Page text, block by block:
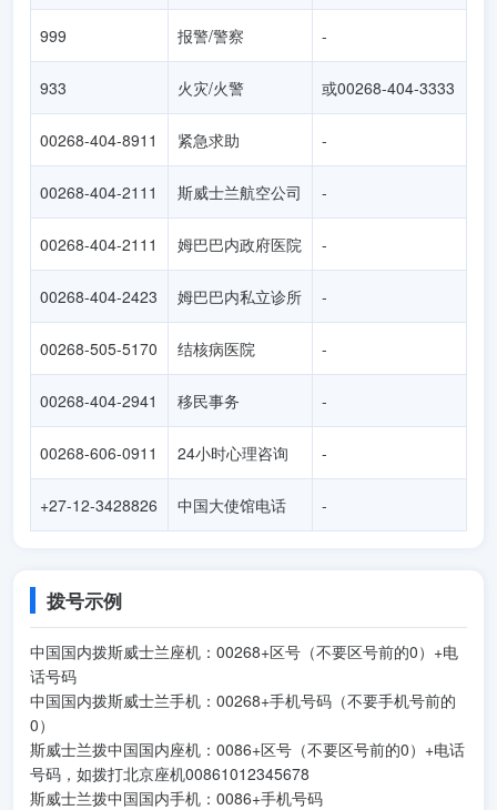
999 报警/警察 -
933 火灾/火警 或00268-404-3333
00268-404-8911 紧急求助 -
00268-404-2111 斯威士兰航空公司 -
00268-404-2111 姆巴巴内政府医院 -
00268-404-2423 姆巴巴内私立诊所 -
00268-505-5170 结核病医院 -
00268-404-2941 移民事务 -
00268-606-0911 24小时心理咨询 -
+27-12-3428826 中国大使馆电话 -
拨号示例
中国国内拨斯威士兰座机：00268+区号（不要区号前的0）+电
话号码
中国国内拨斯威士兰手机：00268+手机号码（不要手机号前的
0）
斯威士兰拨中国国内座机：0086+区号（不要区号前的0）+电话
号码，如拨打北京座机00861012345678
斯威士兰拨中国国内手机：0086+手机号码